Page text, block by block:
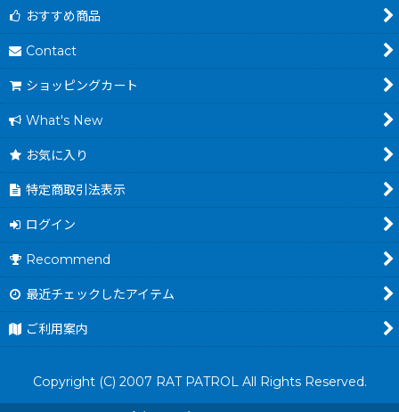
おすすめ商品
Contact
ショッピングカート
What's New
お気に入り
特定商取引法表示
ログイン
Recommend
最近チェックしたアイテム
ご利用案内
Copyright (C) 2007 RAT PATROL All Rights Reserved.